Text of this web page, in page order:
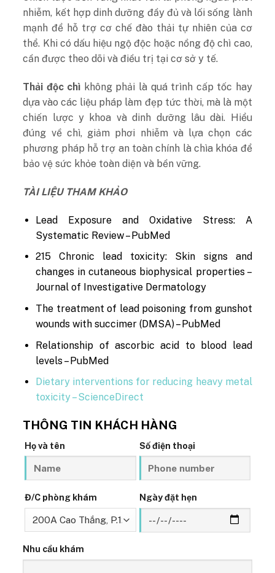
nhiễm, kết hợp dinh dưỡng đầy đủ và lối sống lành
mạnh để hỗ trợ cơ chế đào thải tự nhiên của cơ
thể. Khi có dấu hiệu ngộ độc hoặc nồng độ chì cao,
cần được theo dõi và điều trị tại cơ sở y tế.
Thải độc chì không phải là quá trình cấp tốc hay
dựa vào các liệu pháp làm đẹp tức thời, mà là một
chiến lược y khoa và dinh dưỡng lâu dài. Hiểu
đúng về chì, giảm phơi nhiễm và lựa chọn các
phương pháp hỗ trợ an toàn chính là chìa khóa để
bảo vệ sức khỏe toàn diện và bền vững.
TÀI LIỆU THAM KHẢO
Lead Exposure and Oxidative Stress: A
Systematic Review – PubMed
215 Chronic lead toxicity: Skin signs and
changes in cutaneous biophysical properties –
Journal of Investigative Dermatology
The treatment of lead poisoning from gunshot
wounds with succimer (DMSA) – PubMed
Relationship of ascorbic acid to blood lead
levels – PubMed
Dietary interventions for reducing heavy metal
toxicity – ScienceDirect
THÔNG TIN KHÁCH HÀNG
Họ và tên Số điện thoại
Đ/C phòng khám Ngày đặt hẹn
Nhu cầu khám